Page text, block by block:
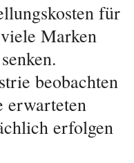
für
Marken
beobachten
erwarteten
erfolgen